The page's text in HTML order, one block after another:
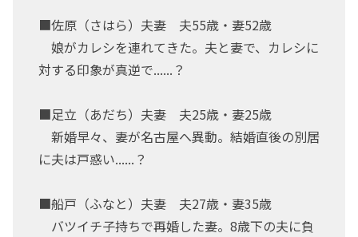
■佐原（さはら）夫妻 夫55歳・妻52歳
娘がカレシを連れてきた。夫と妻で、カレシに
対する印象が真逆で......？
■足立（あだち）夫妻 夫25歳・妻25歳
新婚早々、妻が名古屋へ異動。結婚直後の別居
に夫は戸惑い......？
■船戸（ふなと）夫妻 夫27歳・妻35歳
バツイチ子持ちで再婚した妻。8歳下の夫に負